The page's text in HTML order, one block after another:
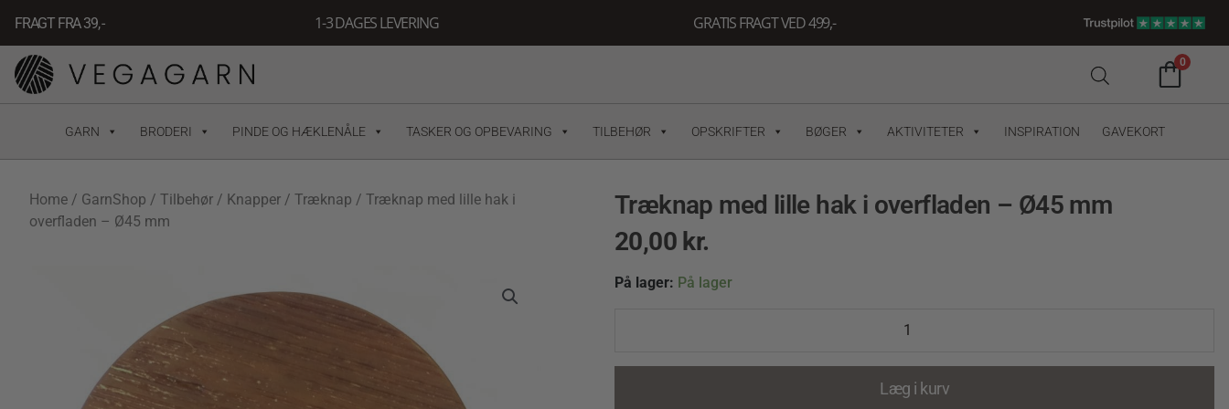
indholdet
FRAGT FRA 39, - 1-3 DAGES LEVERING GRATIS FRAGT VED 499,-
0
GARN BRODERI PINDE OG HÆKLENÅLE TASKER OG OPBEVARING TILBEHØR OPSKRIFTER BØGER AKTIVITETER INSPIRATION GAVEKORT
Home / GarnShop / Tilbehør / Knapper / Træknap / Træknap med lille hak i
overfladen – Ø45 mm
Træknap med lille hak i overfladen – Ø45 mm
20,00 kr.
På lager: På lager
Træknap
i
Læg i kurv